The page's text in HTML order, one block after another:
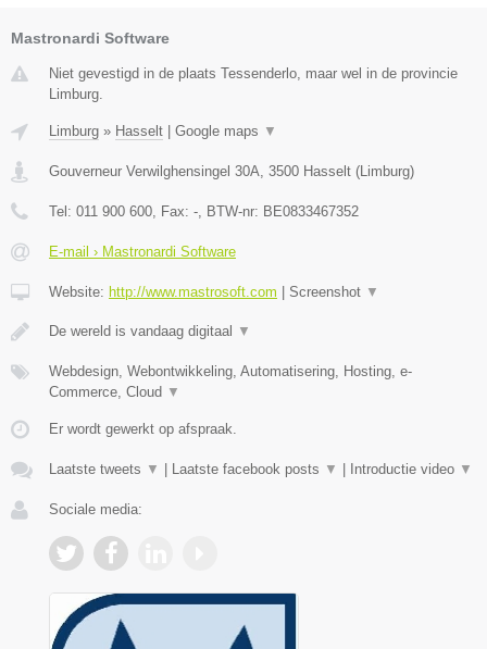
Mastronardi Software
Niet gevestigd in de plaats Tessenderlo, maar wel in de provincie
Limburg.
Limburg » Hasselt Google maps ▼
Gouverneur Verwilghensingel 30A, 3500 Hasselt (Limburg)
Tel: 011 900 600, Fax: -, BTW-nr: BE0833467352
E-mail › Mastronardi Software
Website: http://www.mastrosoft.com Screenshot ▼
De wereld is vandaag digitaal ▼
Webdesign, Webontwikkeling, Automatisering, Hosting, e-
Commerce, Cloud ▼
Er wordt gewerkt op afspraak.
Laatste tweets ▼ Laatste facebook posts ▼ Introductie video ▼
Sociale media: